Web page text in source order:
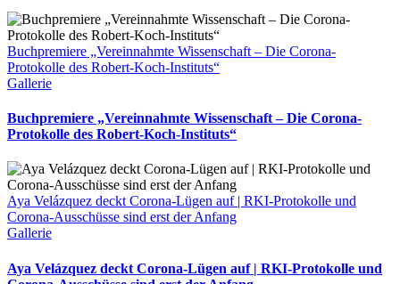
Buchpremiere „Vereinnahmte Wissenschaft – Die Corona-
Protokolle des Robert-Koch-Instituts“
Gallerie
Buchpremiere „Vereinnahmte Wissenschaft – Die Corona-
Protokolle des Robert-Koch-Instituts“
Aya Velázquez deckt Corona-Lügen auf | RKI-Protokolle und
Corona-Ausschüsse sind erst der Anfang
Gallerie
Aya Velázquez deckt Corona-Lügen auf | RKI-Protokolle und